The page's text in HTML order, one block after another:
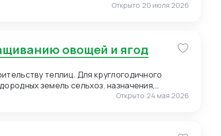
поэтому нам также необходимо
объемы. Возможно, нужен розничный
ассортимент пряжи. 4. Упаковка.
– премиальный. Широкие
Открыто 20 июля 2026
овощей и ягод
теплиц. Для круглогодичного
земель сельхоз. назначения,
Открыто 24 мая 2026